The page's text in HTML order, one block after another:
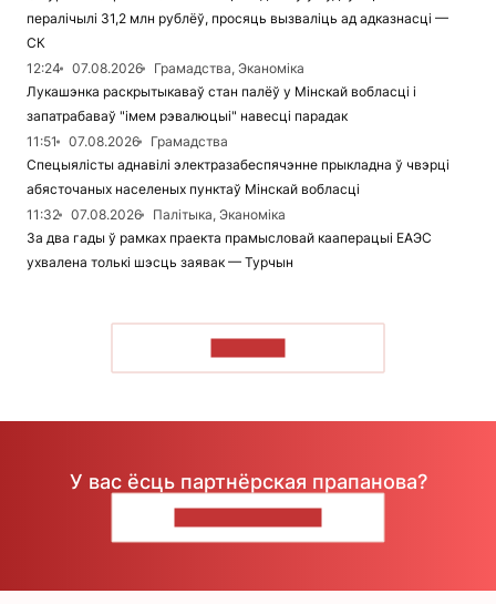
пералічылі 31,2 млн рублёў, просяць вызваліць ад адказнасці —
СК
12:24
07.08.2026
Грамадства, Эканоміка
Лукашэнка раскрытыкаваў стан палёў у Мінскай вобласці і
запатрабаваў "імем рэвалюцыі" навесці парадак
11:51
07.08.2026
Грамадства
Спецыялісты аднавілі электразабеспячэнне прыкладна ў чвэрці
абясточаных населеных пунктаў Мінскай вобласці
11:32
07.08.2026
Палітыка, Эканоміка
За два гады ў рамках праекта прамысловай кааперацыі ЕАЭС
ухвалена толькі шэсць заявак — Турчын
У вас ёсць партнёрская прапанова?